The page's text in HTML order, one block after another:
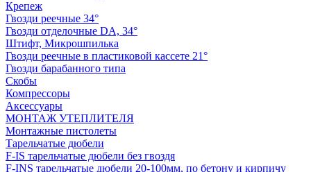
Крепеж
Гвозди реечные 34°
Гвозди отделочные DA, 34°
Штифт, Микрошпилька
Гвозди реечные в пластиковой кассете 21°
Гвозди барабанного типа
Скобы
Компрессоры
Аксессуары
МОНТАЖ УТЕПЛИТЕЛЯ
Монтажные пистолеты
Тарельчатые дюбели
F-IS тарельчатые дюбели без гвоздя
F-INS тарельчатые дюбели 20-100мм, по бетону и кирпичу